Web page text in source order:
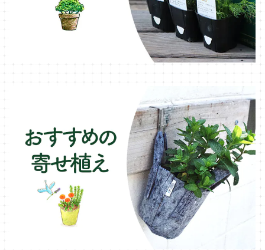
オレガノ・ハーブ苗
ラベンダー・ハーブ苗
ローズマリー・ハーブ苗
ガーデンベジタ・イタリア野菜
ブリキ製プランター
テーブル・チェア・ベンチ